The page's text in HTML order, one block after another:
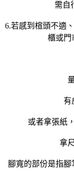
需自
6.若感到楦頭不適
櫃或門
有
或者拿張紙
拿
腳寬的部份是指